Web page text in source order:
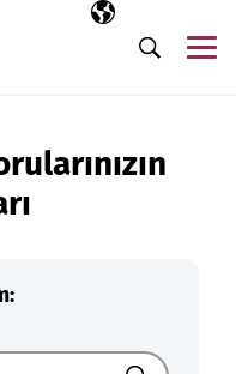
Seçili dil
TR
Arama